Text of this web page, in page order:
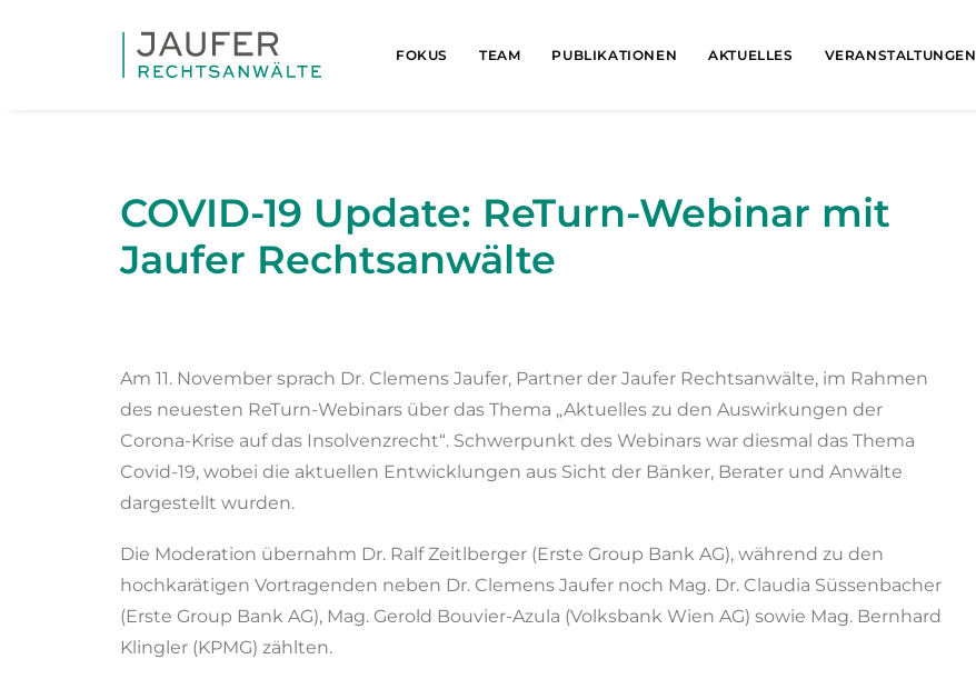
FOKUS TEAM PUBLIKATIONEN AKTUELLES VERANSTALTUNGEN
COVID-19 Update: ReTurn-Webinar mit
Jaufer Rechtsanwälte
Am 11. November sprach Dr. Clemens Jaufer, Partner der Jaufer Rechtsanwälte, im Rahmen
des neuesten ReTurn-Webinars über das Thema „Aktuelles zu den Auswirkungen der
Corona-Krise auf das Insolvenzrecht“. Schwerpunkt des Webinars war diesmal das Thema
Covid-19, wobei die aktuellen Entwicklungen aus Sicht der Bänker, Berater und Anwälte
dargestellt wurden.
Die Moderation übernahm Dr. Ralf Zeitlberger (Erste Group Bank AG), während zu den
hochkarätigen Vortragenden neben Dr. Clemens Jaufer noch Mag. Dr. Claudia Süssenbacher
(Erste Group Bank AG), Mag. Gerold Bouvier-Azula (Volksbank Wien AG) sowie Mag. Bernhard
Klingler (KPMG) zählten.